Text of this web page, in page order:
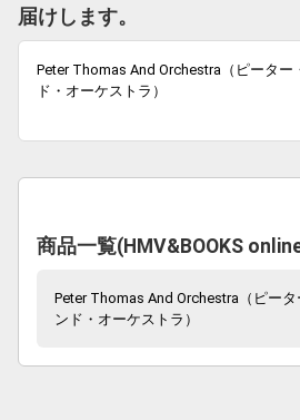
届けします。
Peter Thomas And Orchestra（ピーター
ド・オーケストラ）
商品一覧(HMV&BOOKS
Peter Thomas And Orchestra（ピー
ンド・オーケストラ）